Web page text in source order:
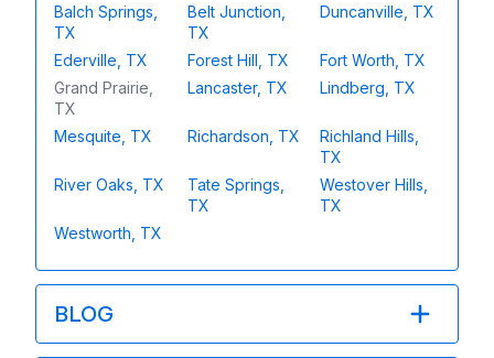
Balch Springs,
TX
Belt Junction,
TX
Duncanville, TX
Ederville, TX Forest Hill, TX
Fort Worth, TX
Grand Prairie,
TX
Lancaster, TX Lindberg, TX
Mesquite, TX Richardson, TX
Richland Hills,
TX
River Oaks, TX
Tate Springs,
TX
Westover Hills,
TX
Westworth, TX
BLOG